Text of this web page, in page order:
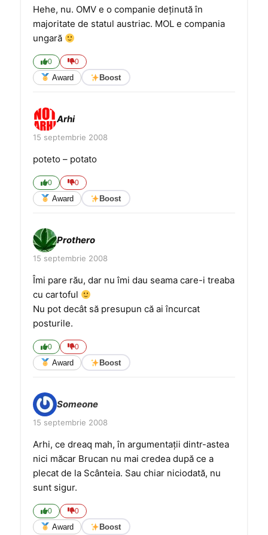
Hehe, nu. OMV e o companie deţinută în
majoritate de statul austriac. MOL e compania
ungară
0 0
Award Boost
Arhi
15 septembrie 2008
poteto – potato
0 0
Award Boost
Prothero
15 septembrie 2008
Îmi pare rău, dar nu îmi dau seama care-i treaba
cu cartoful
Nu pot decât să presupun că ai încurcat
posturile.
0 0
Award Boost
Someone
15 septembrie 2008
Arhi, ce dreaq mah, în argumentaţii dintr-astea
nici măcar Brucan nu mai credea după ce a
plecat de la Scânteia. Sau chiar niciodată, nu
sunt sigur.
0 0
Award Boost